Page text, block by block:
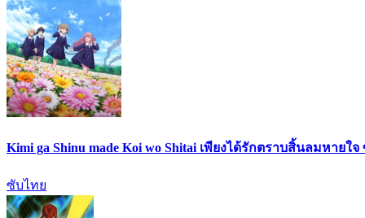
Kimi ga Shinu made Koi wo Shitai เพียงได้รักตราบสิ้นลมหายใ
ซับไทย